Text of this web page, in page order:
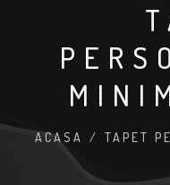
ACASA / TAPET